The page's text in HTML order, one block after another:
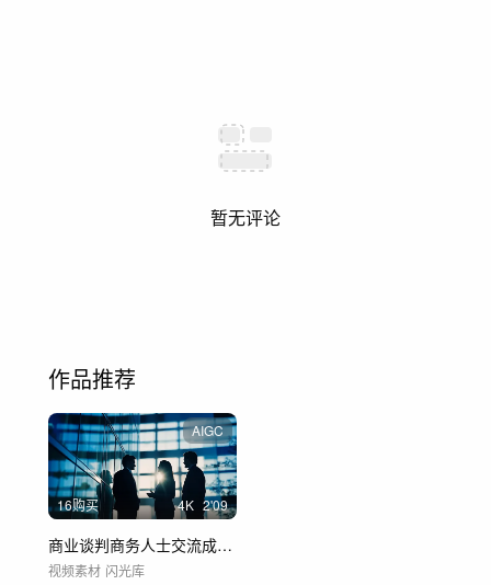
暂无评论
作品推荐
AIGC
16购买 4K 2'09
商业谈判商务人士交流成功签约握手
视频素材 闪光库